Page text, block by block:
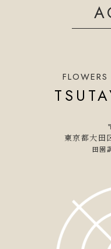
東京都大田
田園